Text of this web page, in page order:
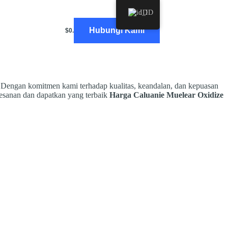
Shopping
cart
$0.00 Hubungi Kami
komitmen kami terhadap kualitas, keandalan, dan kepuasan
dan dapatkan yang terbaik Harga Caluanie Muelear Oxidize
ID